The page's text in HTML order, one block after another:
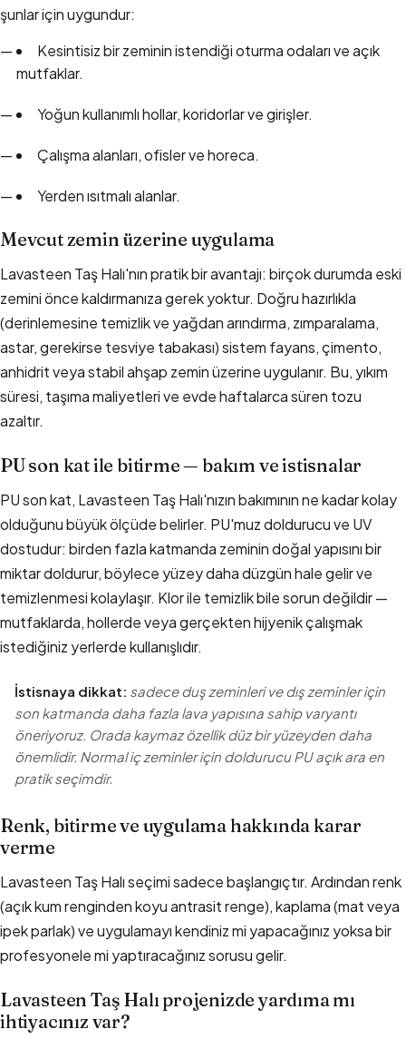
şunlar için uygundur:
Kesintisiz bir zeminin istendiği oturma odaları ve açık
mutfaklar.
Yoğun kullanımlı hollar, koridorlar ve girişler.
Çalışma alanları, ofisler ve horeca.
Yerden ısıtmalı alanlar.
Mevcut zemin üzerine uygulama
Lavasteen Taş Halı'nın pratik bir avantajı: birçok durumda eski
zemini önce kaldırmanıza gerek yoktur. Doğru hazırlıkla
(derinlemesine temizlik ve yağdan arındırma, zımparalama,
astar, gerekirse tesviye tabakası) sistem fayans, çimento,
anhidrit veya stabil ahşap zemin üzerine uygulanır. Bu, yıkım
süresi, taşıma maliyetleri ve evde haftalarca süren tozu
azaltır.
PU son kat ile bitirme — bakım ve istisnalar
PU son kat, Lavasteen Taş Halı'nızın bakımının ne kadar kolay
olduğunu büyük ölçüde belirler. PU'muz doldurucu ve UV
dostudur: birden fazla katmanda zeminin doğal yapısını bir
miktar doldurur, böylece yüzey daha düzgün hale gelir ve
temizlenmesi kolaylaşır. Klor ile temizlik bile sorun değildir —
mutfaklarda, hollerde veya gerçekten hijyenik çalışmak
istediğiniz yerlerde kullanışlıdır.
İstisnaya dikkat: sadece duş zeminleri ve dış zeminler için
son katmanda daha fazla lava yapısına sahip varyantı
öneriyoruz. Orada kaymaz özellik düz bir yüzeyden daha
önemlidir. Normal iç zeminler için doldurucu PU açık ara en
pratik seçimdir.
Renk, bitirme ve uygulama hakkında karar
verme
Lavasteen Taş Halı seçimi sadece başlangıçtır. Ardından renk
(açık kum renginden koyu antrasit renge), kaplama (mat veya
ipek parlak) ve uygulamayı kendiniz mi yapacağınız yoksa bir
profesyonele mi yaptıracağınız sorusu gelir.
Lavasteen Taş Halı projenizde yardıma mı
ihtiyacınız var?